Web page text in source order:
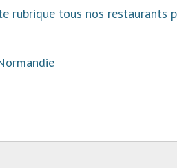
rubrique tous nos restaurants